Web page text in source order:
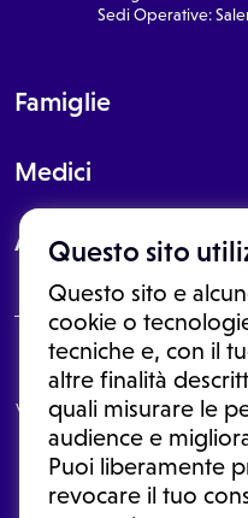
Questo sito
Questo sito e
cookie o
tecniche e, con il
altre finalità
quali misurare le
audience e
Puoi liberamente
revocare il tuo
Sedi Operative:
Famiglie
Medici
About
Le informazioni proposte in
In nessun caso, queste
visita o una diagnosi formulata
le informazioni disponibili
una diagnosi, la
sospensione di un farmaco
medicina